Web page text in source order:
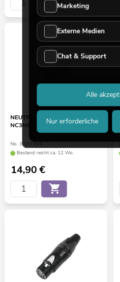
NEUTRIK XLR Stecker 3pol
NC3MX1-TOP
No. 30200508
Bestand reicht ca. 12 Wo.
14,90€
Marketing
Externe Medien
Chat & Support
Nur erforderliche
Alle